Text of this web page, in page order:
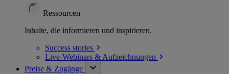
Ressourcen
Inhalte, die informieren und inspirieren.
Success stories
Live-Webinars & Aufzeichnungen
Preise & Zugänge